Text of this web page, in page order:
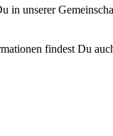
in unserer
findest Du